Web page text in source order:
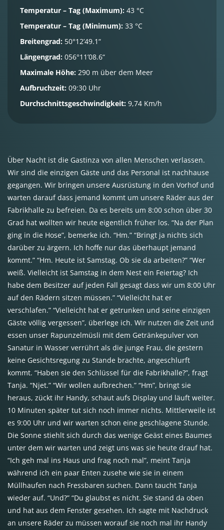
Temperatur – Tag (Maximum): 43 °C
Temperatur – Tag (Minimum): 33 °C
Breitengrad: 50°12’49.1“
Längengrad: 056°11’08.6“
Maximale Höhe: 290 m über dem Meer
Aufbruchzeit: 09:30 Uhr
Durchschnittsgeschwindigkeit: 9,74 Km/h
Über Nacht ist die Gastinza von allen Menschen verlassen.
Wir sind die einzigen Gäste und das Personal ist nachhause
gegangen. Wir bringen unsere Ausrüstung in den Vorhof und
warten darauf dass jemand kommt um unsere Räder aus der
Fabrikhalle zu befreien. Da es bereits um 8:00 schon über 30
Grad hat wollten wir heute eigentlich früher los. “Na der Plan
ging in die Hose”, bemerke ich. “Hm.” “Bringt ja nichts sich
darüber zu ärgern. Ich hoffe nur das überhaupt jemand
kommt.” “Hm. Heute ist Samstag. Ob sie da arbeiten?” “Wer
weiß. Vielleicht ist Samstag in dem Nest ein Feiertag? Ich
habe dem Besitzer auf jeden Fall gesagt dass wir um 8:00 Uhr
auf den Rädern sitzen müssen.” “Vielleicht hat er
verschlafen.” “Vielleicht hat er getrunken und seine einzigen
Gäste völlig vergessen”, überlege ich. Wir nutzen die Zeit und
essen unser Rapunzelmüsli mit dem Getränkepulver von
Sanatur in Wasser verrührt als die junge Frau, die gestern
keine Gesichtsregung zu Stande brachte, angeschlurft
kommt. “Haben sie den Schlüssel für die Fabrikhalle?”, fragt
Tanja. “Njet.” “Wir wollen aufbrechen.” “Hm”, bringt sie
heraus, zückt ihr Handy, schaut aufs Display und läuft weiter.
10 Minuten später tut sich noch immer nichts. Mittlerweile ist
es 9:00 Uhr und wir warten schon eine geschlagene Stunde.
Die Sonne stiehlt sich durch das wenige Geäst eines Baumes
unter dem wir warten und zeigt uns was sie heute drauf hat.
“Ich geh mal ins Haus und frag noch mal”, meint Tanja
während ich ein paar Enten zusehe wie sie in einem
Müllhaufen nach Fressbaren suchen. Dann taucht Tanja
wieder auf. “Und?” “Du glaubst es nicht. Sie stand da oben
und hat aus dem Fenster gesehen. Ich sagte mit Nachdruck
an unsere Räder zu müssen worauf sie noch mal ihr Handy